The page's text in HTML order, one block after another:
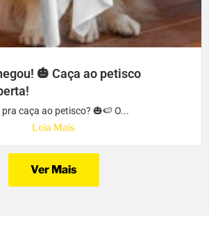
🎃 Caça ao petisco
caça ao petisco? 🎃🍉 O...
Leia Mais
Ver Mais